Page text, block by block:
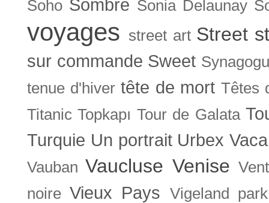
Soho Sombre Sonia Delaunay
voyages street art Street
sur commande Sweet
tenue d'hiver tête de mort Têtes
Titanic Topkapı Tour de Galata
Turquie Un portrait Urbex
Vauban Vaucluse Venise
noire Vieux Pays
Vigeland park